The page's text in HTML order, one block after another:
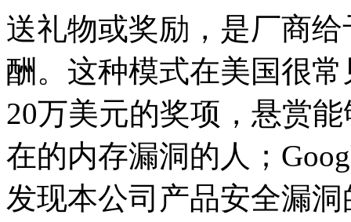
送礼物或奖励，是厂商
酬。这种模式在美国很
20万美元的奖项，悬赏
在的内存漏洞的人；
发现本公司产品安全漏